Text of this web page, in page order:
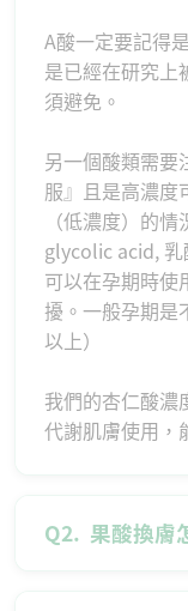
A酸一定要記得
是已經在研究上
須避免。
另一個酸類需要
服』且是高濃度
（低濃度）的
glycolic acid,
可以在孕期時使
擾。一般孕期是
以上）
我們的杏仁酸濃
代謝肌膚使用，
Q2. 果酸換膚